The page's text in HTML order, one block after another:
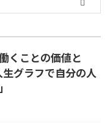
くことの価値と
グラフで自分の人